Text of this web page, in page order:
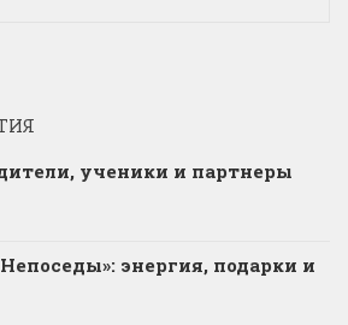
ученики и партнеры
энергия, подарки и